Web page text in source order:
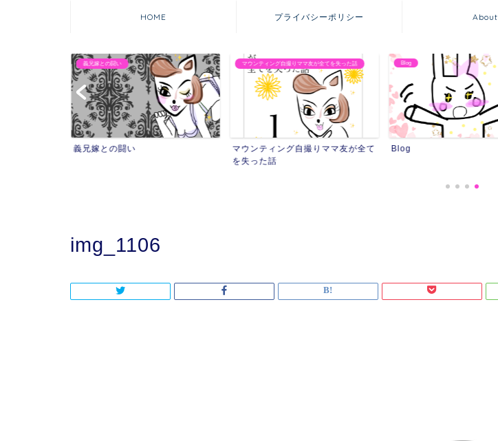
HOME プライバシーポリシー About
義兄嫁との闘い
義兄嫁との闘い
マウンティング自撮りママ友が全てを失った話
マウンティング自撮りママ友が全て
を失った話
Blog
Blog
img_1106